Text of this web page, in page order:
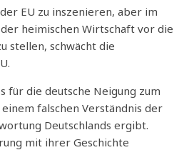
EU zu inszenieren, aber im
heimischen Wirtschaft vor die
stellen, schwächt die
für die deutsche Neigung zum
einem falschen Verständnis der
Deutschlands ergibt.
mit ihrer Geschichte